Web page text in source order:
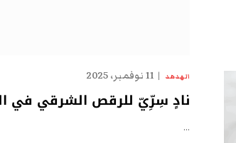
الهدهد 11 نوفمبر، 2025
نادٍ سِرِّيّ للرقص الشرقي في
…